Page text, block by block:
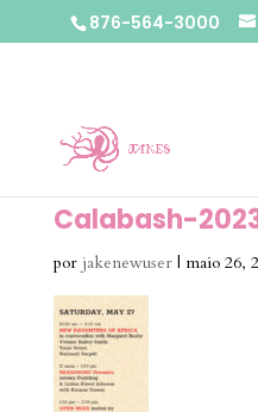
876-564-3000
Calabash-
por jakenewuser| maio 26,